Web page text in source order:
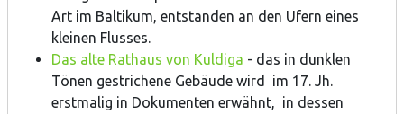
Art im Baltikum, entstanden an den Ufern eines
kleinen Flusses.
Das alte Rathaus von Kuldiga - das in dunklen
Tönen gestrichene Gebäude wird im 17. Jh.
erstmalig in Dokumenten erwähnt, in dessen